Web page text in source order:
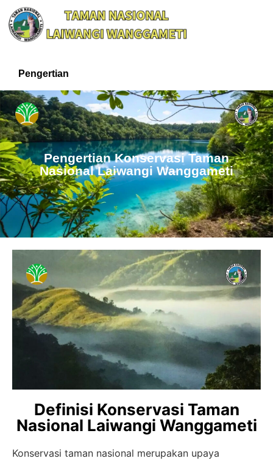
Pengertian
Pengertian Konservasi Taman
Nasional Laiwangi Wanggameti
Definisi Konservasi Taman
Nasional Laiwangi Wanggameti
Konservasi taman nasional merupakan upaya